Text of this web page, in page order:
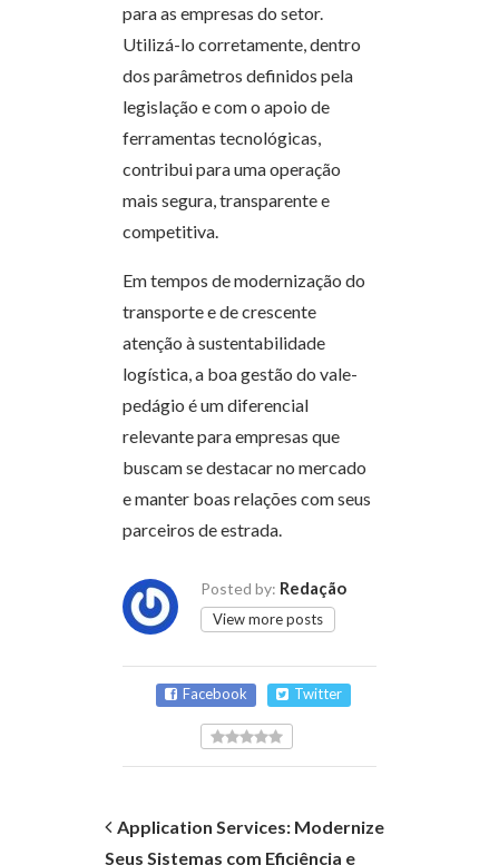
para as empresas do setor.
Utilizá-lo corretamente, dentro
dos parâmetros definidos pela
legislação e com o apoio de
ferramentas tecnológicas,
contribui para uma operação
mais segura, transparente e
competitiva.
Em tempos de modernização do
transporte e de crescente
atenção à sustentabilidade
logística, a boa gestão do vale-
pedágio é um diferencial
relevante para empresas que
buscam se destacar no mercado
e manter boas relações com seus
parceiros de estrada.
Posted by: Redação
View more posts
Facebook Twitter
Application Services: Modernize
Seus Sistemas com Eficiência e